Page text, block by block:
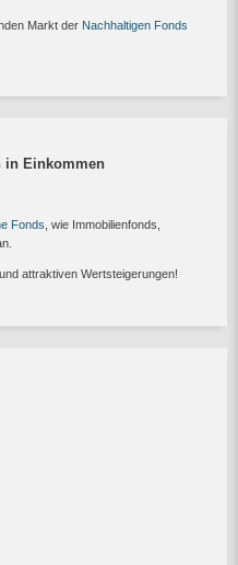
Markt der Nachhaltigen Fonds
in Einkommen
Fonds , wie Immobilienfonds,
attraktiven Wertsteigerungen!